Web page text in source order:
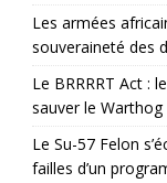
Les armées
souveraineté des
Le BRRRRT Act :
sauver le Warthog
Le Su-57 Felon
failles d’un